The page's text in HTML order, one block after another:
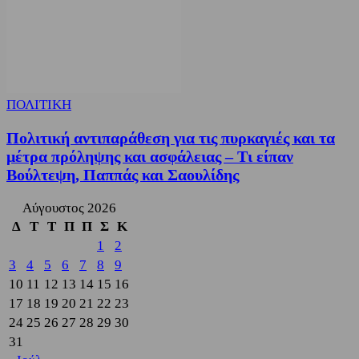
ΠΟΛΙΤΙΚΗ
Πολιτική αντιπαράθεση για τις πυρκαγιές και τα
μέτρα πρόληψης και ασφάλειας – Τι είπαν
Βούλτεψη, Παππάς και Σαουλίδης
Αύγουστος 2026
Δ
Τ Τ Π Π Σ Κ
1
2
3
4 5 6 7 8
9
10 11 12 13 14 15 16
17 18 19 20 21 22 23
24 25 26 27 28 29 30
31